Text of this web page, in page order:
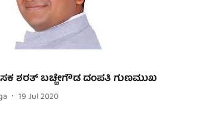
ಶರತ್ ಬಚ್ಚೇಗೌಡ ದಂಪತಿ ಗುಣಮುಖ
19 Jul 2020